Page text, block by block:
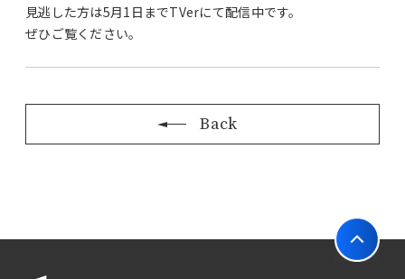
見逃した方は5月1日までTVerにて配信中です。
ぜひご覧ください。
Back